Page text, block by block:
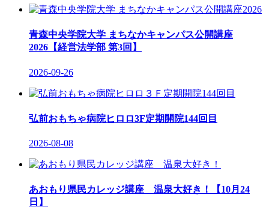
青森中央学院大学 まちなかキャンパス公開講座
2026【経営法学部 第3回】
2026-09-26
弘前おもちゃ病院ヒロロ3F定期開院144回目
2026-08-08
あおもり県民カレッジ講座 温泉大好き！【10月24
日】